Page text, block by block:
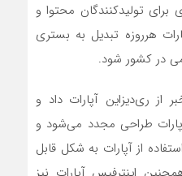
تولیدکنندگان محتوا و
هرروزه تبدیل به بستری
در کشور شود.
از ری‌دیزاین آپارات داد و
طراحی مجدد می‌شود و
از آپارات به شکل قابل